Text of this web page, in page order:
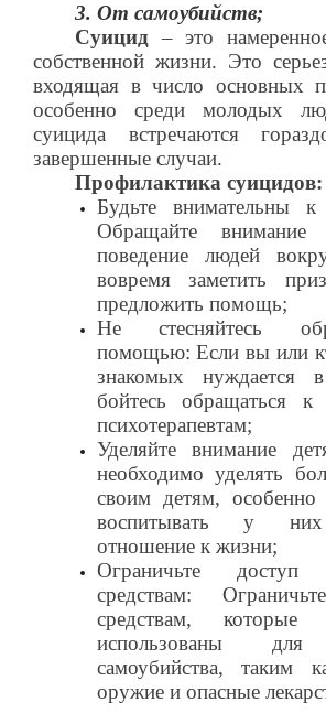
3. От самоубийств;
Суицид– это
собственной жизни. Это
входящая в число основных
особенно среди молодых
суицида встречаются
завершенные случаи.
Профилактика суицидов:
Будьте внимательны
Обращайте
поведение людей
вовремя заметить
предложить помощь;
Не стесняйтесь
помощью: Если вы или
знакомых
бойтесь обращаться
психотерапевтам;
Уделяйте внимание
необходимо уделять
своим детям, особенно
воспитывать у них
отношение к жизни;
Ограничьте
средствам:
средствам,
использованы для
самоубийства, таким
оружие и опасные